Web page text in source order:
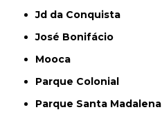
Jd da Conquista
José Bonifácio
Mooca
Parque Colonial
Parque Santa Madalena